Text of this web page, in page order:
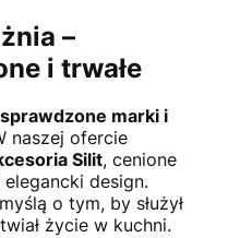
–
i trwałe
sprawdzone marki i
naszej ofercie
Silit, cenione
design.
o tym, by służył
życie w kuchni.